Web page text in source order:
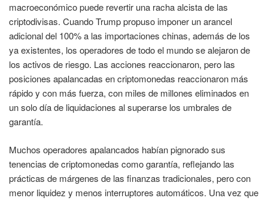
macroeconómico puede revertir una racha alcista de las
criptodivisas. Cuando Trump propuso imponer un arancel
adicional del 100% a las importaciones chinas, además de los
ya existentes, los operadores de todo el mundo se alejaron de
los activos de riesgo. Las acciones reaccionaron, pero las
posiciones apalancadas en criptomonedas reaccionaron más
rápido y con más fuerza, con miles de millones eliminados en
un solo día de liquidaciones al superarse los umbrales de
garantía.
Muchos operadores apalancados habían pignorado sus
tenencias de criptomonedas como garantía, reflejando las
prácticas de márgenes de las finanzas tradicionales, pero con
menor liquidez y menos interruptores automáticos. Una vez que